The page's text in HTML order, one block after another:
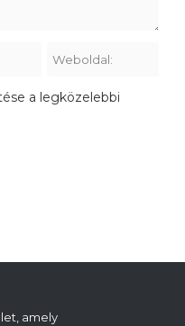
a legközelebbi
amely